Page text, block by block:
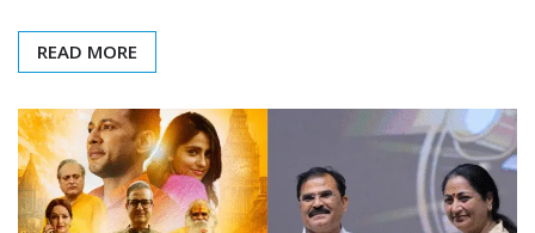
READ MORE